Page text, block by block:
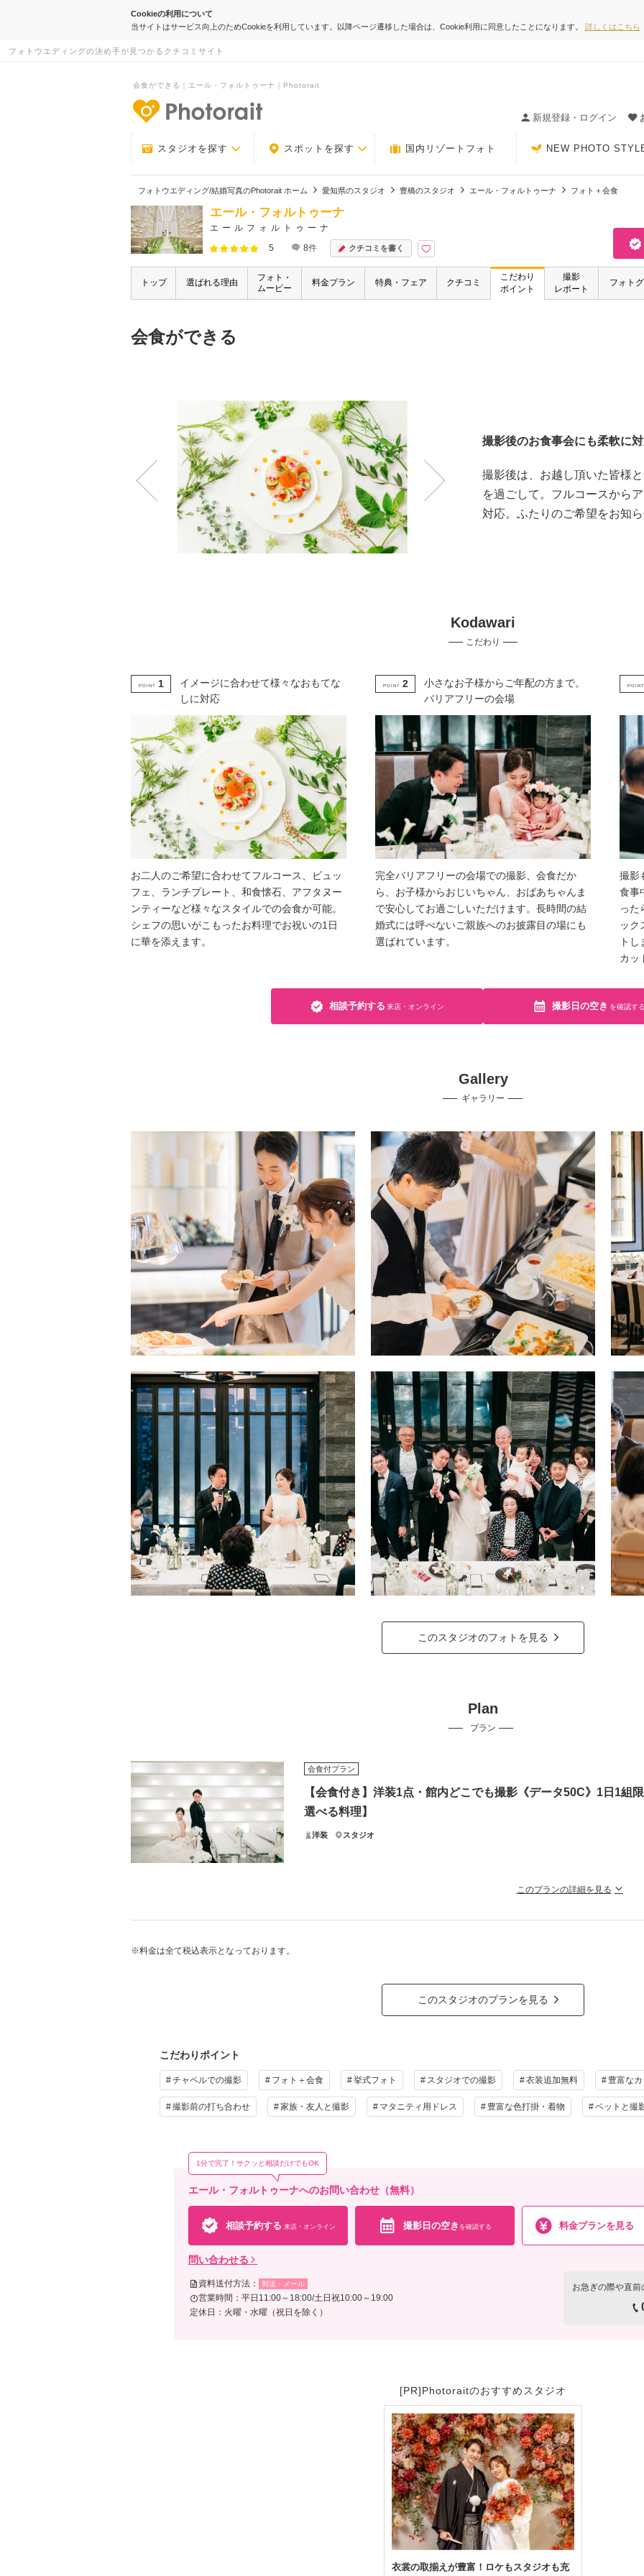
Cookieの利用について
当サイトはサービス向上のためCookieを利用しています。以降ページ遷移した場合は、Cookie利用に同意したことになります。 詳しくはこちら
フォトウエディングの決め手が見つかるクチコミサイト
会食ができる｜エール・フォルトゥーナ｜Photorait
新規登録・ログイン
スタジオを探す スポットを探す 国内リゾートフォト NEW PHOTO
フォトウエディング/結婚写真のPhotorait ホーム 愛知県のスタジオ 豊橋のスタジオ エール・フォルトゥーナ フォト＋会食
エール・フォルトゥーナ
エールフォルトゥーナ
5
8件 クチコミを書く
トップ 選ばれる理由
フォト・
ムービー
料金プラン 特典・フェア クチコミ
こだわり
ポイント
撮影
レポート
フォト
会食ができる
撮影後のお食事会にも柔軟に
撮影後は、お越し頂いた皆様
を過ごして。フルコースから
対応。ふたりのご希望をお知
Kodawari
こだわり
POINT 1
イメージに合わせて様々なおもてな
しに対応
お二人のご希望に合わせてフルコース、ビュッ
フェ、ランチプレート、和食懐石、アフタヌー
ンティーなど様々なスタイルでの会食か可能。
シェフの思いがこもったお料理でお祝いの1日
に華を添えます。
POINT 2
小さなお子様からご年配の方まで。
バリアフリーの会場
完全バリアフリーの会場での撮影、会食だか
ら、お子様からおじいちゃん、おばあちゃんま
で安心してお過ごしいただけます。長時間の結
婚式には呼べないご親族へのお披露目の場にも
選ばれています。
撮影
食事
った
ック
ト
カッ
相談予約する 来店・オンライン 撮影日の空き を確認す
Gallery
ギャラリー
このスタジオのフォトを見る
Plan
プラン
会食付プラン
【会食付き】洋装1点・館内どこでも撮影《データ50C》1日1組
選べる料理】
洋装 スタジオ
このプランの詳細を見る
KIYOKO HATAもLilufeliceも追加料金なし！ドレス定額の贅沢フォトにお
新婦衣装1着 新郎衣装1着
その他含むもの
お好きなドレス/タキシード/ヘアメイク/カメラマン撮影/専属プランナーとのお打ち合わせ何回
※料金は全て税込表示となっております。
このスタジオのプランを見る
こだわりポイント
チャペルでの撮影 フォト＋会食 挙式フォト スタジオでの撮影 衣装追加無料 豊富な
撮影前の打ち合わせ 家族・友人と撮影 マタニティ用ドレス 豊富な色打掛・着物 ペットと撮
エール・フォルトゥーナへのお問い合わせ（無料）
1分で完了！サクッと相談だけでもOK
相談予約する 来店・オンライン 撮影日の空き を確認する 料金プランを見る
問い合わせる
資料送付方法： 郵送・メール
営業時間：平日11:00～18:00/土日祝10:00～19:00
定休日：火曜・水曜（祝日を除く）
お急ぎの際や直
[PR]Photoraitのおすすめスタジオ
衣裳の取揃えが豊富！ロケもスタジオも充